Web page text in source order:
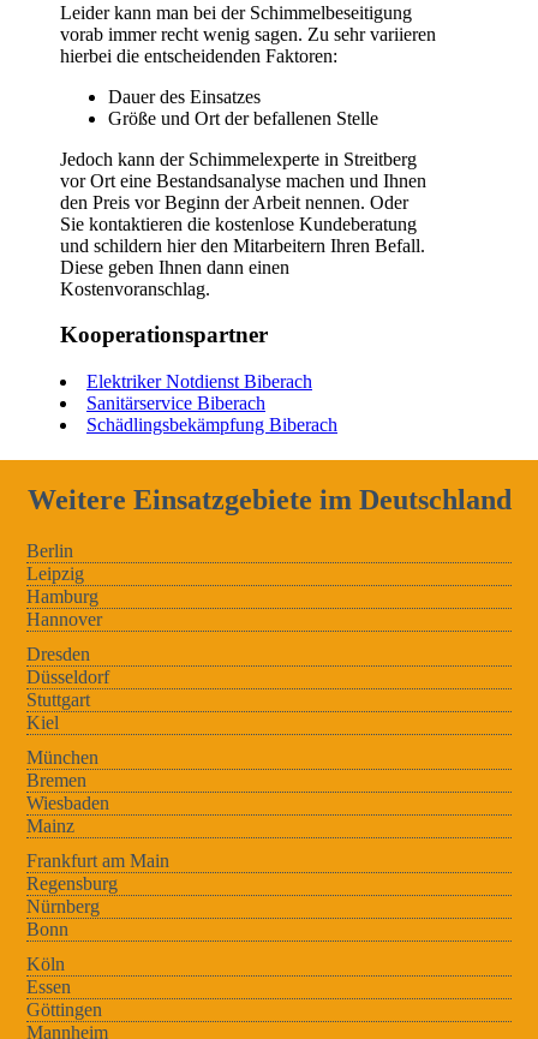
Leider kann man bei der Schimmelbeseitigung
vorab immer recht wenig sagen. Zu sehr variieren
hierbei die entscheidenden Faktoren:
Dauer des Einsatzes
Größe und Ort der befallenen Stelle
Jedoch kann der Schimmelexperte in Streitberg
vor Ort eine Bestandsanalyse machen und Ihnen
den Preis vor Beginn der Arbeit nennen. Oder
Sie kontaktieren die kostenlose Kundeberatung
und schildern hier den Mitarbeitern Ihren Befall.
Diese geben Ihnen dann einen
Kostenvoranschlag.
Kooperationspartner
Elektriker Notdienst Biberach
Sanitärservice Biberach
Schädlingsbekämpfung Biberach
Weitere Einsatzgebiete im Deutschland
Berlin
Leipzig
Hamburg
Hannover
Dresden
Düsseldorf
Stuttgart
Kiel
München
Bremen
Wiesbaden
Mainz
Frankfurt am Main
Regensburg
Nürnberg
Bonn
Köln
Essen
Göttingen
Mannheim